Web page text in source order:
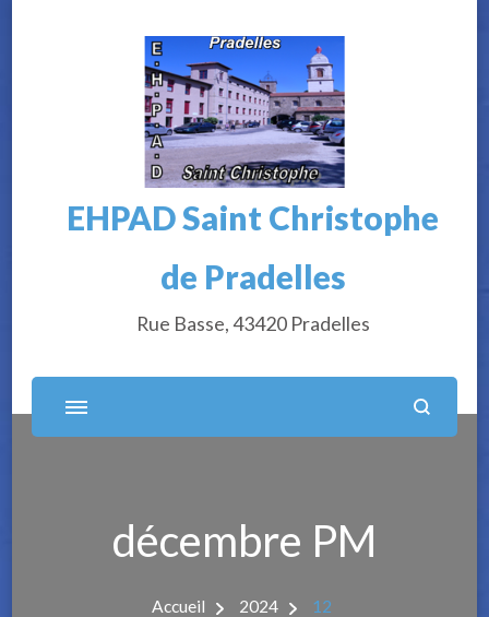
EHPAD Saint Christophe
de Pradelles
Rue Basse, 43420 Pradelles
décembre PM
Accueil 2024 12